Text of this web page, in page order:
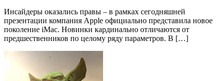
Инсайдеры оказались правы – в рамках сегодняшней
презентации компания Apple официально представила новое
поколение iMac. Новинки кардинально отличаются от
предшественников по целому ряду параметров. В […]